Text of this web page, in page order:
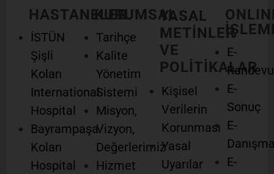
HASTANELER
İSTÜN
Şişli
Kolan
International
Hospital
Bayrampaşa
Kolan
Hospital
KURUMSAL
Tarihçe
Kalite
Yönetim
Sistemi
Misyon,
Vizyon,
Değerlerimiz
Hizmet
YASAL
METİNLER
VE
POLİTİKALAR
Kişisel
Verilerin
Korunması
Yasal
Uyarılar
E-
Randevu
E-
Sonuç
E-
E-